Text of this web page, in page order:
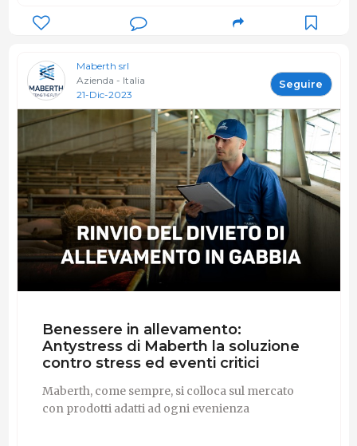
Maberth srl
Azienda - Italia
21-Dic-2023
Seguire
Benessere in allevamento:
Antystress di Maberth la soluzione
contro stress ed eventi critici
Maberth, come sempre, si colloca sul mercato
con prodotti adatti ad ogni evenienza